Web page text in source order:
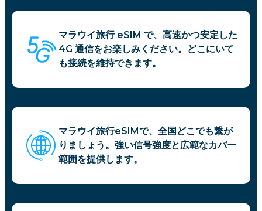
マラウイ旅行 eSIM で、高速かつ安定した
4G 通信をお楽しみください。どこにいて
も接続を維持できます。
マラウイ旅行eSIMで、全国どこでも繋が
りましょう。強い信号強度と広範なカバー
範囲を提供します。